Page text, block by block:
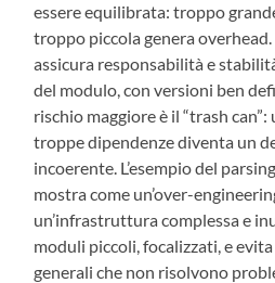
essere equilibrata: troppo
troppo piccola genera
assicura responsabilità e
del modulo, con versioni ben
rischio maggiore è il “trash
troppe dipendenze diventa un
incoerente. L’esempio del
mostra come un’over-
un’infrastruttura complessa e
moduli piccoli, focalizzati, e
generali che non risolvono